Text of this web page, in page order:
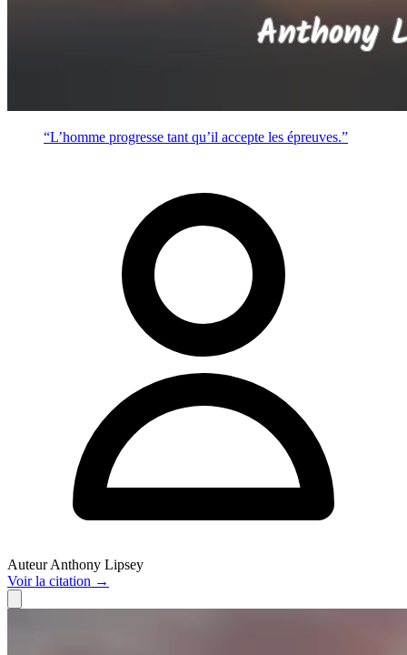
“L’homme progresse tant qu’il accepte les épreuves.”
Auteur Anthony Lipsey
Voirla citation →